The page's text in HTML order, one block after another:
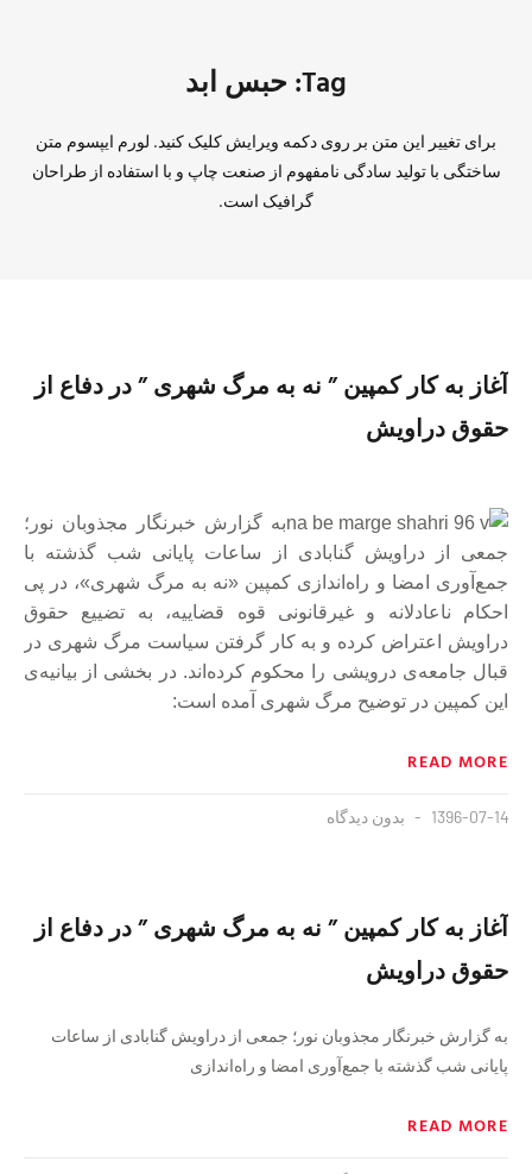
Tag: حبس ابد
برای تغییر این متن بر روی دکمه ویرایش کلیک کنید. لورم ایپسوم متن
ساختگی با تولید سادگی نامفهوم از صنعت چاپ و با استفاده از طراحان
گرافیک است.
آغاز به کار کمپین ” نه به مرگ شهری ” در دفاع از
حقوق دراویش
به گزارش خبرنگار مجذوبان نور؛
جمعی از دراویش گنابادی از ساعات پایانی شب گذشته با
جمع‌آوری امضا و راه‌اندازی کمپین «نه به مرگ شهری»، در پی
احکام ناعادلانه و غیرقانونی قوه قضاییه، به تضییع حقوق
دراویش اعتراض کرده و به کار گرفتن سیاست مرگ شهری در
قبال جامعه‌ی درویشی را محکوم کرده‌اند. در بخشی از بیانیه‌ی
این کمپین در توضیح مرگ شهری آمده است:
READ MORE
1396-07-14 بدون دیدگاه
آغاز به کار کمپین ” نه به مرگ شهری ” در دفاع از
حقوق دراویش
به گزارش خبرنگار مجذوبان نور؛ جمعی از دراویش گنابادی از ساعات
پایانی شب گذشته با جمع‌آوری امضا و راه‌اندازی
READ MORE